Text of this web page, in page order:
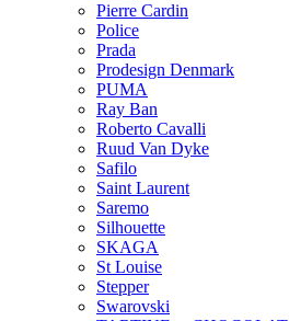
Pierre Cardin
Police
Prada
Prodesign Denmark
PUMA
Ray Ban
Roberto Cavalli
Ruud Van Dyke
Safilo
Saint Laurent
Saremo
Silhouette
SKAGA
St Louise
Stepper
Swarovski